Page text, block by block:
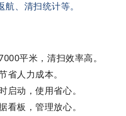
航、清扫统计等。
平米，清扫效率高。
人力成本。
动，使用省心。
板，管理放心。